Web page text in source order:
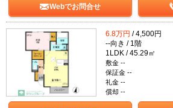
Webでお問合せ
6.8万円 / 4,500円
--向き / 1階
1LDK / 45.29㎡
敷金 --
保証金 --
礼金 --
償却 --